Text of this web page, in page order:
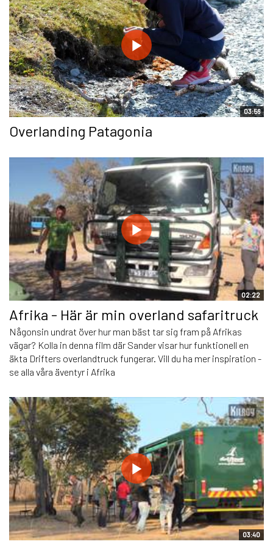
03:56
Overlanding Patagonia
02:22
Afrika - Här är min overland safaritruck
Någonsin undrat över hur man bäst tar sig fram på Afrikas
vägar? Kolla in denna film där Sander visar hur funktionell en
äkta Drifters overlandtruck fungerar. Vill du ha mer inspiration -
se alla våra äventyr i Afrika
03:40